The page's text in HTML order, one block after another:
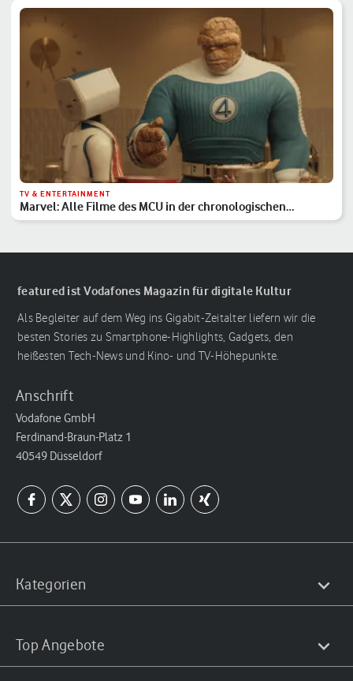
TV & ENTERTAINMENT
Marvel: Alle Filme des MCU in der chronologischen
Reihenfolge
featured ist Vodafones Magazin für digitale Kultur
Als Begleiter auf dem Weg ins Gigabit-Zeitalter liefern wir die
besten Stories zu Smartphone-Highlights, Gadgets, den
heißesten Tech-News und Kino- und TV-Höhepunkte.
Anschrift
Vodafone GmbH
Ferdinand-Braun-Platz 1
40549 Düsseldorf
Kategorien
Top Angebote